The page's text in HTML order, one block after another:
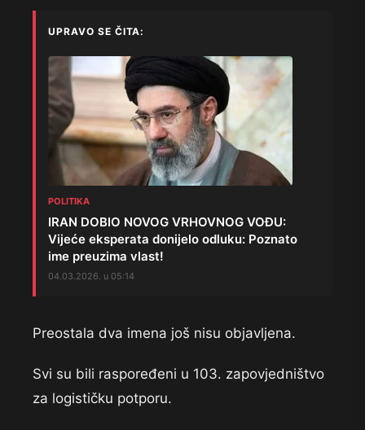
UPRAVO SE ČITA:
POLITIKA
IRAN DOBIO NOVOG VRHOVNOG VOĐU:
Vijeće eksperata donijelo odluku: Poznato
ime preuzima vlast!
04.03.2026. u 05:14
Preostala dva imena još nisu objavljena.
Svi su bili raspoređeni u 103. zapovjedništvo
za logističku potporu.